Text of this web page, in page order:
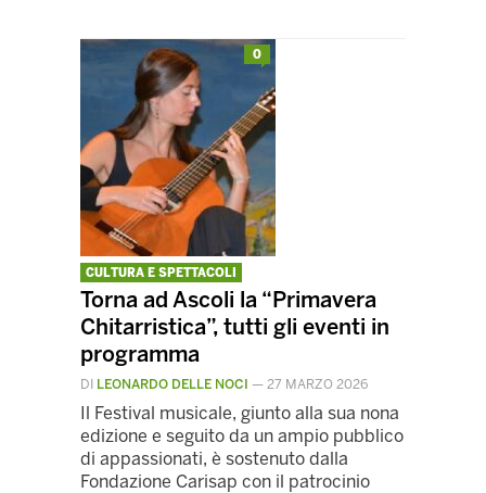
0
CULTURA E SPETTACOLI
Torna ad Ascoli la “Primavera
Chitarristica”, tutti gli eventi in
programma
DI LEONARDO DELLE NOCI — 27 MARZO 2026
Il Festival musicale, giunto alla sua nona
edizione e seguito da un ampio pubblico
di appassionati, è sostenuto dalla
Fondazione Carisap con il patrocinio